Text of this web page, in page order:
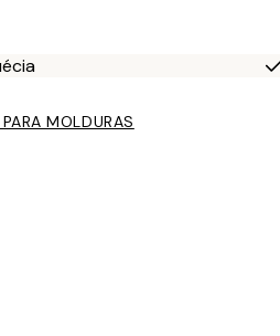
PARA MOLDURAS